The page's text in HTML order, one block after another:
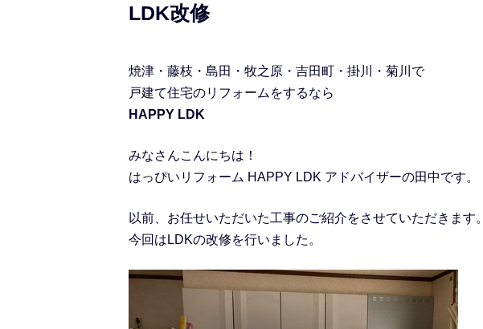
LDK改修
焼津・藤枝・島田・牧之原・吉田町・掛川・菊川で
戸建て住宅のリフォームをするなら
HAPPY LDK
みなさんこんにちは！
はっぴいリフォーム HAPPY LDK アドバイザーの田中です。
以前、お任せいただいた工事のご紹介をさせていただきます。
今回はLDKの改修を行いました。